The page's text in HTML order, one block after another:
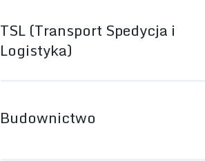
TSL (Transport Spedycja i
Logistyka)
Budownictwo